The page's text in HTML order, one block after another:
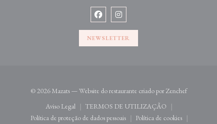
Facebook ((abre numa nova janela))
Instagram ((abre numa nova
NEWSLETTER
© 2026 Mazats — Website do restaurante criado porZenchef((abre
Aviso Legal
((abre numa nova janela))
TERMOS DE UTILIZAÇÃO
((abre numa nova janela))
Política de proteção de dados pessoais Política de cookies